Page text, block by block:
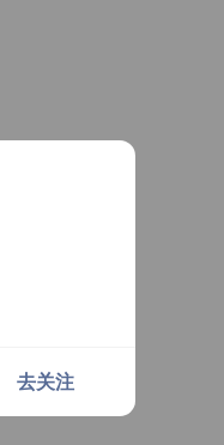
去关注